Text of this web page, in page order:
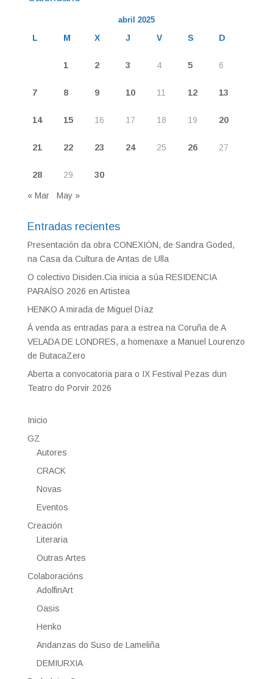
abril 2025
L M X J V S D
1 2 3 4 5 6
7 8 9 10 11 12 13
14 15 16 17 18 19 20
21 22 23 24 25 26 27
28 29 30
« Mar May »
Entradas recientes
Presentación da obra CONEXIÓN, de Sandra Goded,
na Casa da Cultura de Antas de Ulla
O colectivo Disiden.Cia inicia a súa RESIDENCIA
PARAÍSO 2026 en Artistea
HENKO A mirada de Miguel Díaz
Á venda as entradas para a estrea na Coruña de A
VELADA DE LONDRES, a homenaxe a Manuel Lourenzo
de ButacaZero
Aberta a convocatoria para o IX Festival Pezas dun
Teatro do Porvir 2026
Inicio
GZ
Autores
CRACK
Novas
Eventos
Creación
Literaria
Outras Artes
Colaboracións
AdolfinArt
Oasis
Henko
Andanzas do Suso de Lameliña
DEMIURXIA